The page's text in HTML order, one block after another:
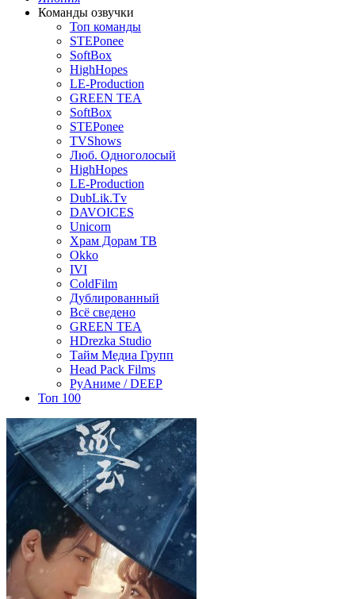
Команды озвучки
Топ команды
STEPonee
SoftBox
HighHopes
LE-Production
GREEN TEA
SoftBox
STEPonee
TVShows
Люб. Одноголосый
HighHopes
LE-Production
DubLik.Tv
DAVOICES
Unicorn
Храм Дорам ТВ
Okko
IVI
ColdFilm
Дублированный
Всё сведено
GREEN TEA
HDrezka Studio
Тайм Медиа Групп
Head Pack Films
РуАниме / DEEP
Топ 100